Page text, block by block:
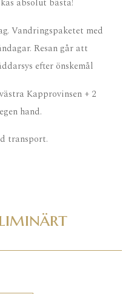
Vandringspaketet med
Resan går att
efter önskemål
Kapprovinsen + 2
hand.
transport.